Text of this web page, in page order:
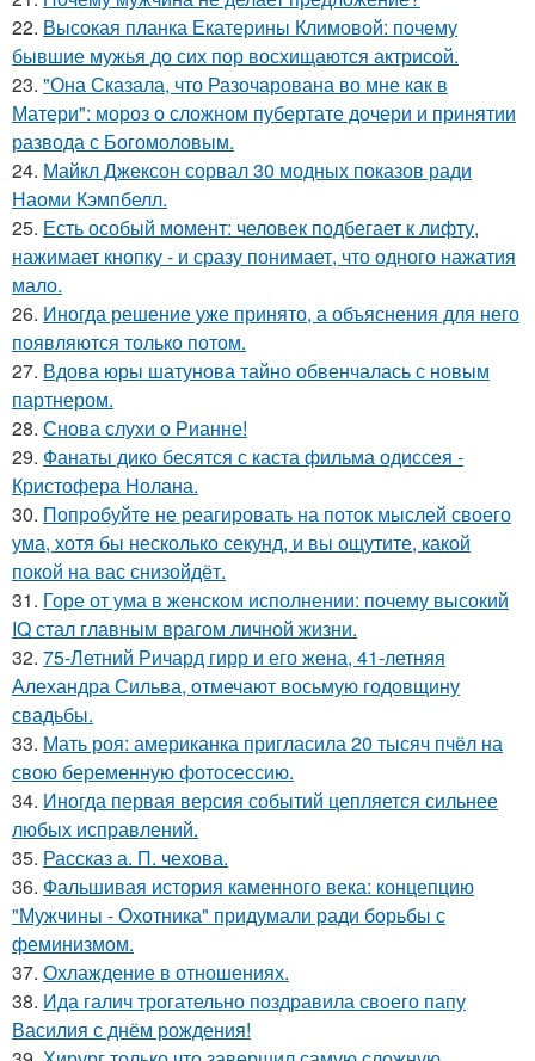
22. Высокая планка Екатерины Климовой: почему
бывшие мужья до сих пор восхищаются актрисой.
23. "Она Сказала, что Разочарована во мне как в
Матери": мороз о сложном пубертате дочери и принятии
развода с Богомоловым.
24. Майкл Джексон сорвал 30 модных показов ради
Наоми Кэмпбелл.
25. Есть особый момент: человек подбегает к лифту,
нажимает кнопку - и сразу понимает, что одного нажатия
мало.
26. Иногда решение уже принято, а объяснения для него
появляются только потом.
27. Вдова юры шатунова тайно обвенчалась с новым
партнером.
28. Снова слухи о Рианне!
29. Фанаты дико бесятся с каста фильма одиссея -
Кристофера Нолана.
30. Попробуйте не реагировать на поток мыслей своего
ума, хотя бы несколько секунд, и вы ощутите, какой
покой на вас снизойдёт.
31. Горе от ума в женском исполнении: почему высокий
IQ стал главным врагом личной жизни.
32. 75-Летний Ричард гирр и его жена, 41-летняя
Алехандра Сильва, отмечают восьмую годовщину
свадьбы.
33. Мать роя: американка пригласила 20 тысяч пчёл на
свою беременную фотосессию.
34. Иногда первая версия событий цепляется сильнее
любых исправлений.
35. Рассказ а. П. чехова.
36. Фальшивая история каменного века: концепцию
"Мужчины - Охотника" придумали ради борьбы с
феминизмом.
37. Охлаждение в отношениях.
38. Ида галич трогательно поздравила своего папу
Василия с днём рождения!